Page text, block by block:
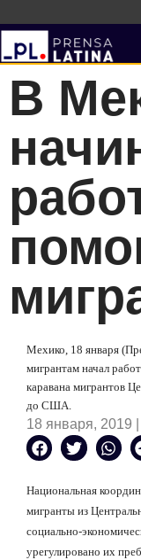
В
Мехико, 18 января
мигрантам начал
каравана мигрантов
до США.
18 января, 2019
Национальная
мигранты из
социально-
урегулировано их